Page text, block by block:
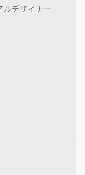
ルデザイナー